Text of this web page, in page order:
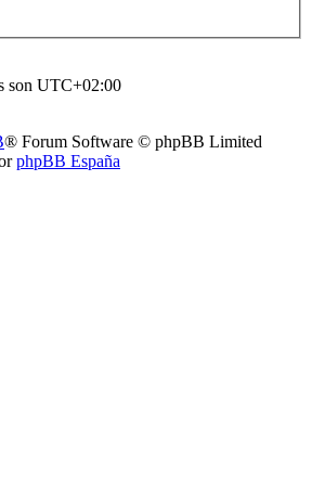
son UTC+02:00
® Forum Software © phpBB Limited
phpBB España